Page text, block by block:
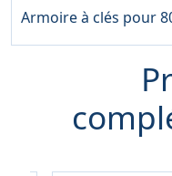
Armoire à clés pour